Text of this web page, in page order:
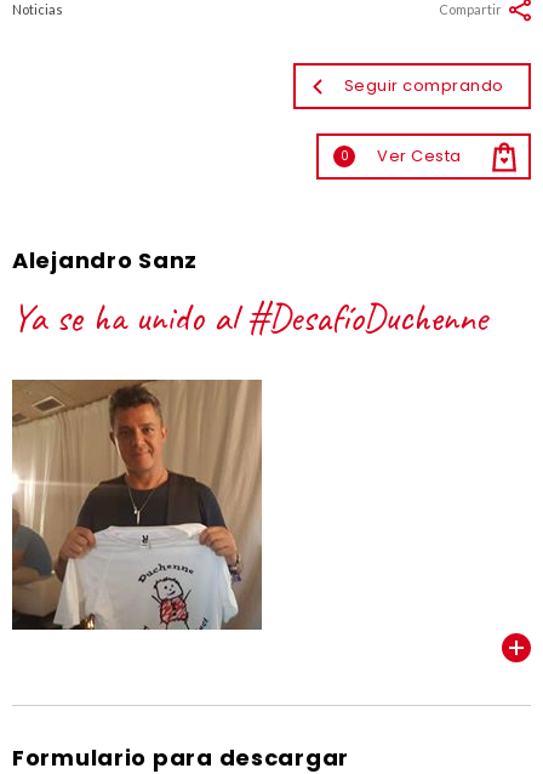
Noticias
Seguir comprando
0 Ver Cesta
Compartir
Alejandro Sanz
Ya se ha unido al #DesafíoDuchenne
Formulario para descargar